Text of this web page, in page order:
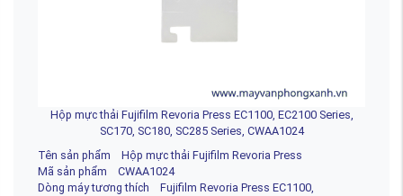
Hộp mực thải Fujifilm Revoria Press EC1100, EC2100 Series,
SC170, SC180, SC285 Series, CWAA1024
Tên sản phẩm Hộp mực thải Fujifilm Revoria Press
Mã sản phẩm CWAA1024
Dòng máy tương thích Fujifilm Revoria Press EC1100,